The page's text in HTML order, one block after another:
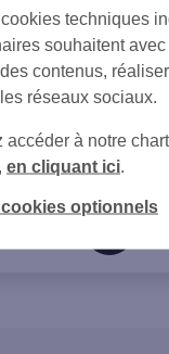
techniques
souhaitent
contenus,
réseaux sociaux.
accéder à notre
en cliquant ici
optionnels